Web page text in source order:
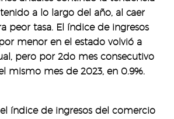
a lo largo del año, al caer
peor tasa. El índice de ingresos
menor en el estado volvió a
pero por 2do mes consecutivo
mismo mes de 2023, en 0.9%.
índice de ingresos del comercio